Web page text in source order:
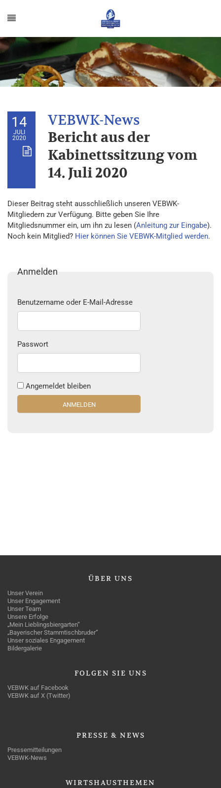
14
JULI
2020
Bericht aus der
Kabinettssitzung vom
14. Juli 2020
Dieser Beitrag steht ausschließlich unseren VEBWK-
Mitgliedern zur Verfügung. Bitte geben Sie Ihre
Mitgliedsnummer ein, um ihn zu lesen (Anleitung zur Eingabe).
Noch kein Mitglied? Hier können Sie VEBWK-Mitglied werden.
Anmelden
Benutzername oder E-Mail-Adresse
Passwort
Angemeldet bleiben
ÜBER UNS
Unser Verein
Unser Engagement
Unser Team
Unsere Erfolge
„Mein Lieblingsbiergarten“
„Bayerischer Stammtischbruder“
Unser soziales Engagement
Bildergalerie
FOLGEN SIE UNS
VEBWK auf Facebook
VEBWK auf X (Twitter)
PRESSE & NEWS
Pressemitteilungen
VEBWK-News
WIRTSHAUSTHEMEN